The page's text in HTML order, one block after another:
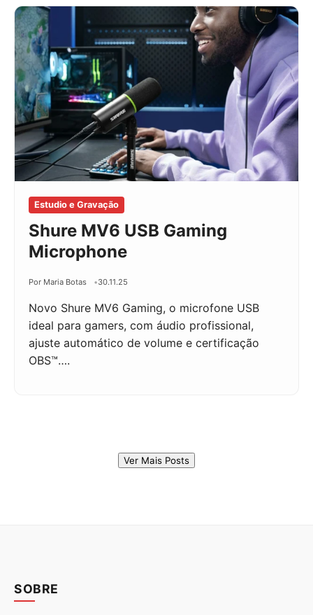
Estudio e Gravação
Shure MV6 USB Gaming
Microphone
Por Maria Botas 30.11.25
Novo Shure MV6 Gaming, o microfone USB
ideal para gamers, com áudio profissional,
ajuste automático de volume e certificação
OBS™….
Ver Mais Posts
SOBRE